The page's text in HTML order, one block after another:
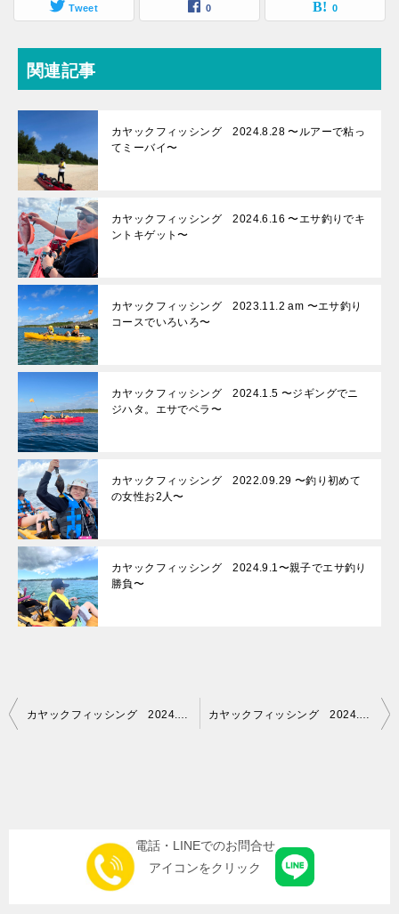
Tweet 0 0
関連記事
カヤックフィッシング 2024.8.28 〜ルアーで粘っ
てミーバイ〜
カヤックフィッシング 2024.6.16 〜エサ釣りでキ
ントキゲット〜
カヤックフィッシング 2023.11.2 am 〜エサ釣り
コースでいろいろ〜
カヤックフィッシング 2024.1.5 〜ジギングでニ
ジハタ。エサでベラ〜
カヤックフィッシング 2022.09.29 〜釣り初めて
の女性お2人〜
カヤックフィッシング 2024.9.1〜親子でエサ釣り
勝負〜
投
カヤックフィッシング 2024.7.6 pm〜ショートコースでエサ釣り〜 カヤックフィッシング 2024.7.8〜ガーラの引きは最高〜
電話・LINEでのお問合せ
アイコンをクリック